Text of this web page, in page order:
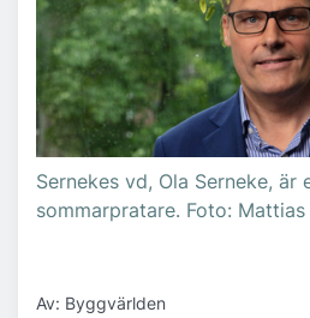
Sernekes vd, Ola Serneke, är
sommarpratare. Foto:
Av: Byggvärlden